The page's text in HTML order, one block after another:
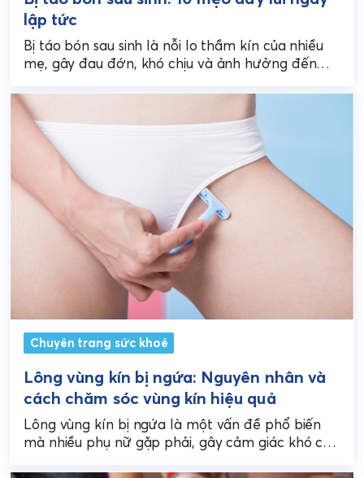
lập tức
Bị táo bón sau sinh là nỗi lo thầm kín của nhiều
mẹ, gây đau đớn, khó chịu và ảnh hưởng đến
Chuyên trang sức khoẻ
Lông vùng kín bị ngứa: Nguyên nhân và
cách chăm sóc vùng kín hiệu quả
Lông vùng kín bị ngứa là một vấn đề phổ biến
mà nhiều phụ nữ gặp phải, gây cảm giác khó chịu